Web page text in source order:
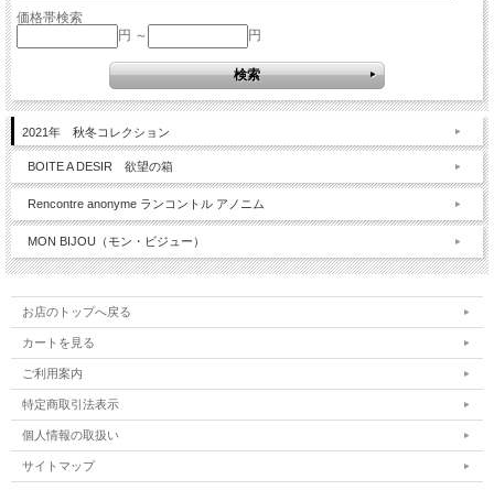
価格帯検索
円 ～
円
2021年 秋冬コレクション
BOITE A DESIR 欲望の箱
Rencontre anonyme ランコントル アノニム
MON BIJOU（モン・ビジュー）
お店のトップへ戻る
カートを見る
ご利用案内
特定商取引法表示
個人情報の取扱い
サイトマップ